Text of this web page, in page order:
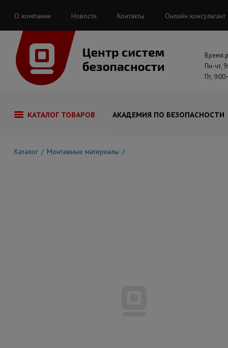
О компании Новости Контакты Онлайн консультант
Время
Пн-чт,
Пт,
КАТАЛОГ ТОВАРОВ АКАДЕМИЯ ПО БЕЗОПАСНОСТИ
Каталог Монтажные материалы